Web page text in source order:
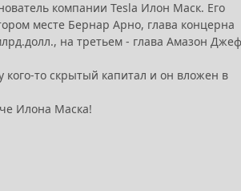
компании Tesla Илон Маск. Его
месте Бернар Арно, глава концерна
на третьем - глава Амазон
кого-то скрытый капитал и он вложен в
Илона Маска!